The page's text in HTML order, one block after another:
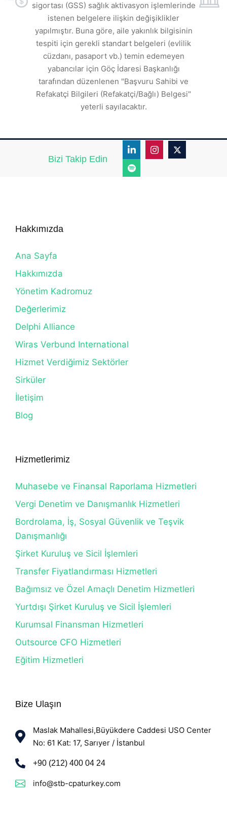
sigortası (GSS) sağlık aktivasyon işlemlerinde
istenen belgelere ilişkin değişiklikler
yapılmıştır. Buna göre, aile yakınlık bilgisinin
tespiti için gerekli standart belgeleri (evlilik
cüzdanı, pasaport vb.) temin edemeyen
yabancılar için Göç İdaresi Başkanlığı
tarafından düzenlenen "Başvuru Sahibi ve
Refakatçi Bilgileri (Refakatçi/Bağlı) Belgesi"
yeterli sayılacaktır.
Bizi Takip Edin
Hakkımızda
Ana Sayfa
Hakkımızda
Yönetim Kadromuz
Değerlerimiz
Delphi Alliance
Wiras Verbund International
Hizmet Verdiğimiz Sektörler
Sirküler
İletişim
Blog
Hizmetlerimiz
Muhasebe ve Finansal Raporlama Hizmetleri
Vergi Denetim ve Danışmanlık Hizmetleri
Bordrolama, İş, Sosyal Güvenlik ve Teşvik
Danışmanlığı
Şirket Kuruluş ve Sicil İşlemleri
Transfer Fiyatlandırması Hizmetleri
Bağımsız ve Özel Amaçlı Denetim Hizmetleri
Yurtdışı Şirket Kuruluş ve Sicil İşlemleri
Kurumsal Finansman Hizmetleri
Outsource CFO Hizmetleri
Eğitim Hizmetleri
Bize Ulaşın
Maslak Mahallesi,Büyükdere Caddesi USO Center
No: 61 Kat: 17, Sarıyer / İstanbul
+90 (212) 400 04 24
info@stb-cpaturkey.com